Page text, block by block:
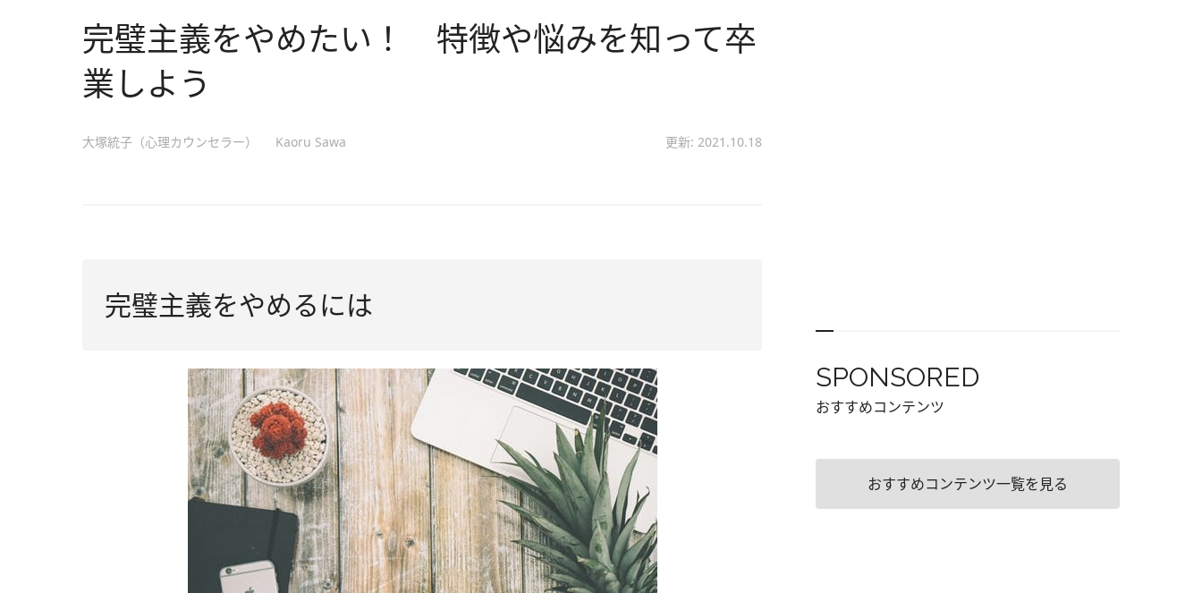
完璧主義をやめたい！ 特徴や悩みを知って卒
業しよう
大塚統子（心理カウンセラー） Kaoru Sawa 更新: 2021.10.18
完璧主義をやめるには
SPONSORED
おすすめコンテンツ
おすすめコンテンツ一覧を見る